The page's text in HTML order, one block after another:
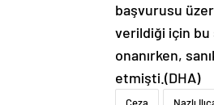
başvurusu
verildiği için bu
onanırken,
etmişti.(DHA)